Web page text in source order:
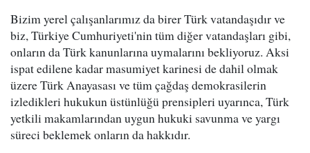
Bizim yerel çalışanlarımız da birer Türk vatandaşıdır ve
biz, Türkiye Cumhuriyeti'nin tüm diğer vatandaşları gibi,
onların da Türk kanunlarına uymalarını bekliyoruz. Aksi
ispat edilene kadar masumiyet karinesi de dahil olmak
üzere Türk Anayasası ve tüm çağdaş demokrasilerin
izledikleri hukukun üstünlüğü prensipleri uyarınca, Türk
yetkili makamlarından uygun hukuki savunma ve yargı
süreci beklemek onların da hakkıdır.